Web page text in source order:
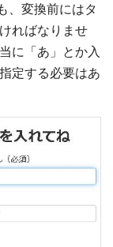
、変換前にはタ
ればなりませ
に「あ」とか入
定する必要はあ